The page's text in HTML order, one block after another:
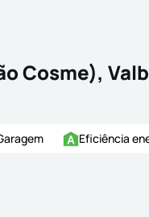
Cosme),
Eficiência